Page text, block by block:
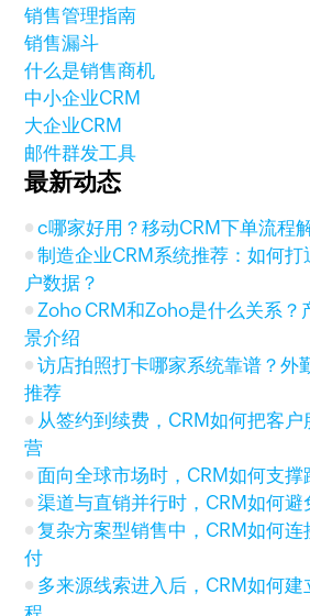
销售管理指南
销售漏斗
什么是销售商机
中小企业CRM
大企业CRM
邮件群发工具
最新动态
c哪家好用？移动CRM下单流程
制造企业CRM系统推荐：如何
户数据？
Zoho CRM和Zoho是什么关系？
景介绍
访店拍照打卡哪家系统靠谱？外
推荐
从签约到续费，CRM如何把客
营
面向全球市场时，CRM如何支撑
渠道与直销并行时，CRM如何
复杂方案型销售中，CRM如何
付
多来源线索进入后，CRM如何